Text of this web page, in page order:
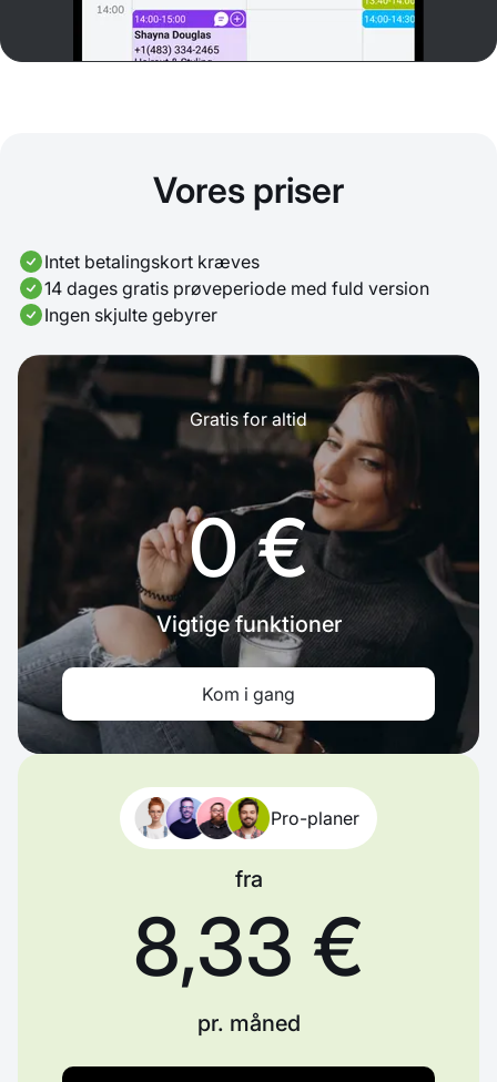
Vores priser
Intet betalingskort kræves
14 dages gratis prøveperiode med fuld version
Ingen skjulte gebyrer
Gratis for altid
0 €
Vigtige funktioner
Kom i gang
Pro-planer
fra
8,33 €
pr. måned